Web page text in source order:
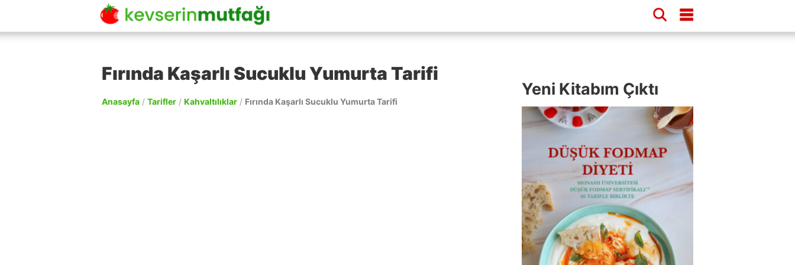
Fırında Kaşarlı Sucuklu Yumurta Tarifi
Anasayfa / Tarifler / Kahvaltılıklar / Fırında Kaşarlı Sucuklu Yumurta Tarifi
Yeni Kitabım Çıktı